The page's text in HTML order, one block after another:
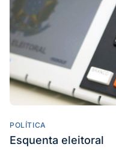
POLÍTICA
Esquenta eleitoral